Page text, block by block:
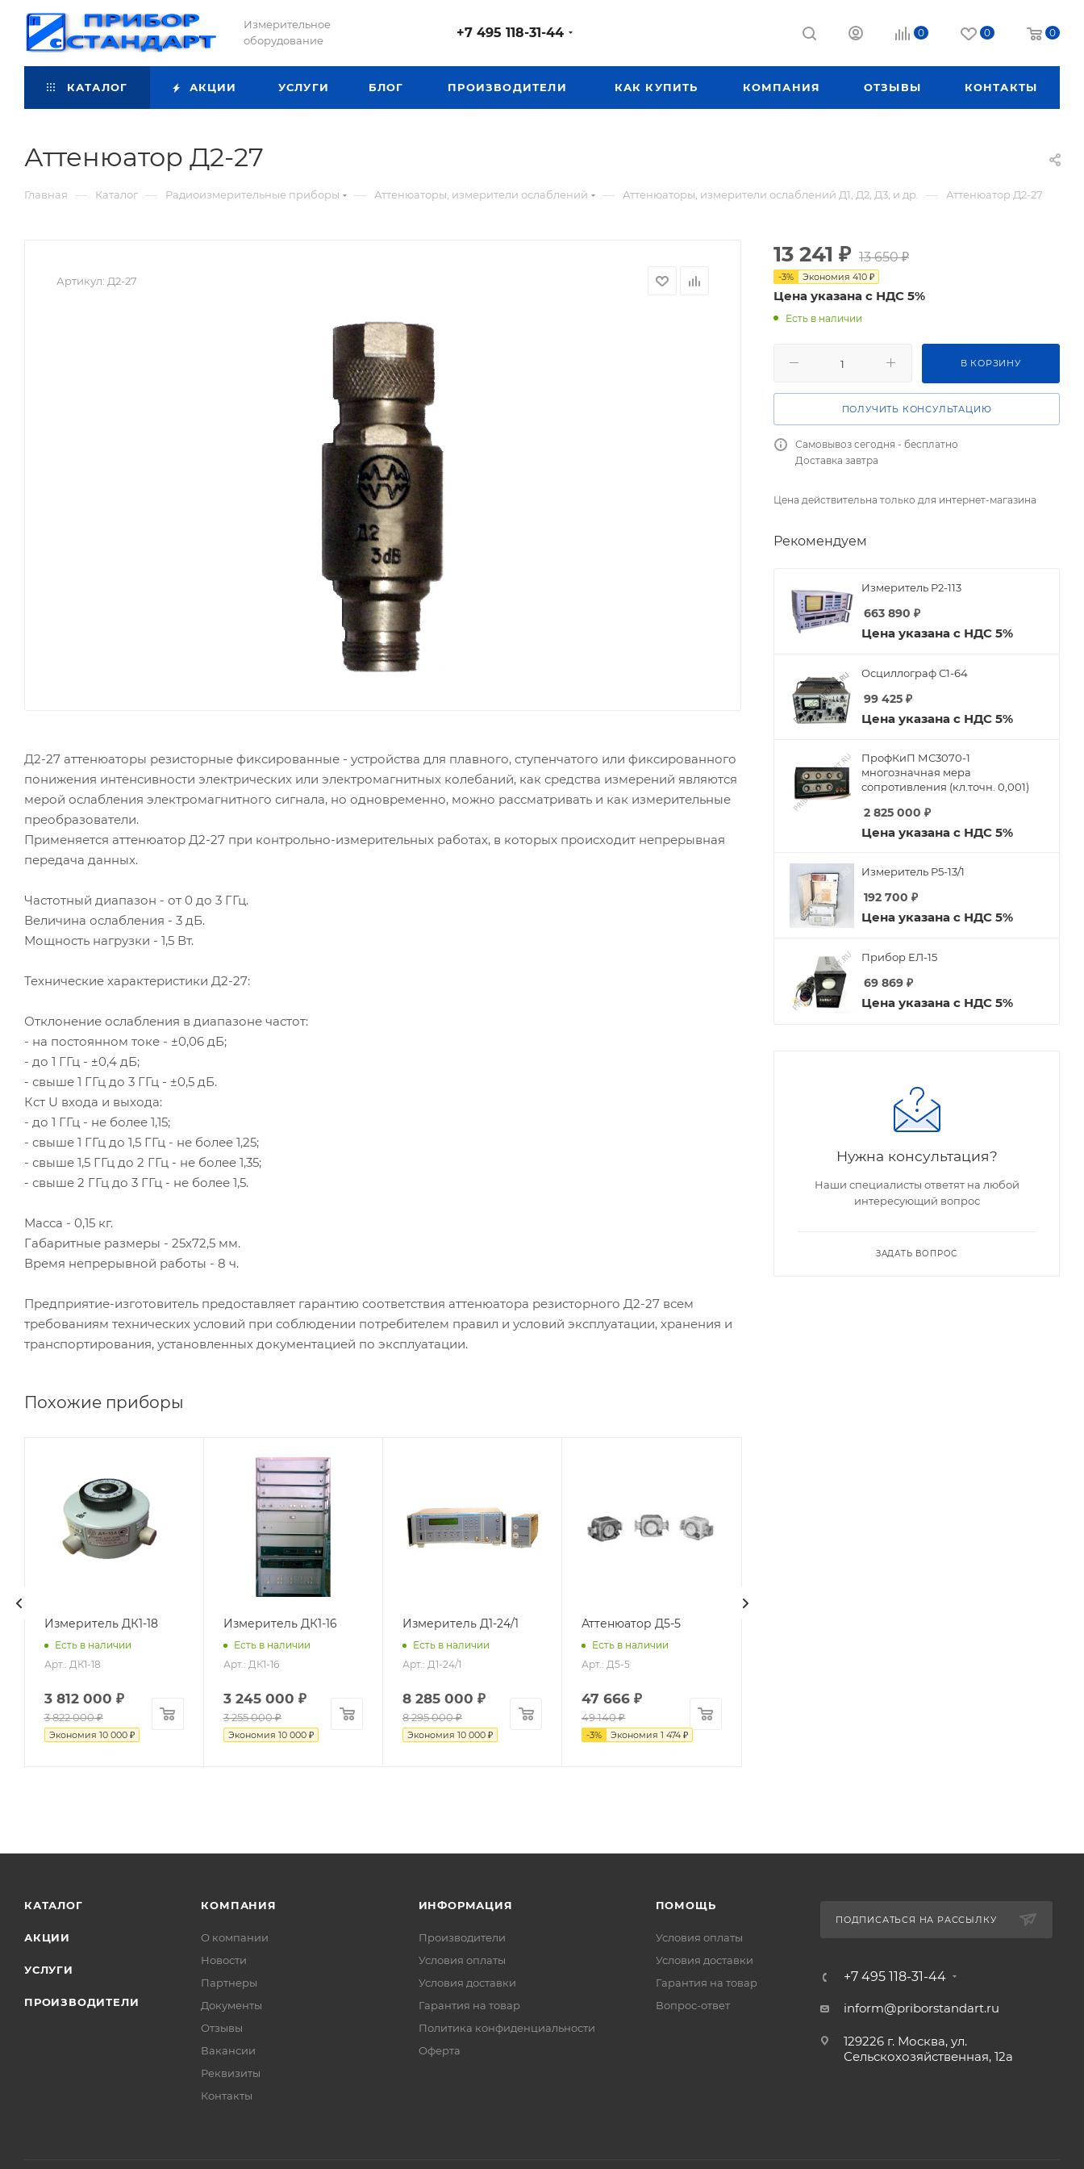
Измерительное
оборудование
+7 495 118-31-44 0 0 0
КАТАЛОГ АКЦИИ УСЛУГИ БЛОГ ПРОИЗВОДИТЕЛИ КАК КУПИТЬ КОМПАНИЯ ОТЗЫВЫ КОНТАКТЫ
Аттенюатор Д2-27
Главная — Каталог — Радиоизмерительные приборы — Аттенюаторы, измерители ослаблений — Аттенюаторы, измерители ослаблений Д1, Д2, Д3, и др. — Аттенюатор Д2-27
Артикул: Д2-27
Д2-27 аттенюаторы резисторные фиксированные - устройства для плавного, ступенчатого или фиксированного
понижения интенсивности электрических или электромагнитных колебаний, как средства измерений являются
мерой ослабления электромагнитного сигнала, но одновременно, можно рассматривать и как измерительные
преобразователи.
Применяется аттенюатор Д2-27 при контрольно-измерительных работах, в которых происходит непрерывная
передача данных.
Частотный диапазон - от 0 до 3 ГГц.
Величина ослабления - 3 дБ.
Мощность нагрузки - 1,5 Вт.
Технические характеристики Д2-27:
Отклонение ослабления в диапазоне частот:
- на постоянном токе - ±0,06 дБ;
- до 1 ГГц - ±0,4 дБ;
- свыше 1 ГГц до 3 ГГц - ±0,5 дБ.
Кст U входа и выхода:
- до 1 ГГц - не более 1,15;
- свыше 1 ГГц до 1,5 ГГц - не более 1,25;
- свыше 1,5 ГГц до 2 ГГц - не более 1,35;
- свыше 2 ГГц до 3 ГГц - не более 1,5.
Масса - 0,15 кг.
Габаритные размеры - 25х72,5 мм.
Время непрерывной работы - 8 ч.
Предприятие-изготовитель предоставляет гарантию соответствия аттенюатора резисторного Д2-27 всем
требованиям технических условий при соблюдении потребителем правил и условий эксплуатации, хранения и
транспортирования, установленных документацией по эксплуатации.
Похожие приборы
Измеритель ДК1-18
Есть в наличии
Арт.: ДК1-18
3 812 000 ₽
3 822 000₽
Экономия 10 000₽
Измеритель ДК1-16
Есть в наличии
Арт.: ДК1-16
3 245 000 ₽
3 255 000₽
Экономия 10 000₽
Измеритель Д1-24/1
Есть в наличии
Арт.: Д1-24/1
8 285 000 ₽
8 295 000₽
Экономия 10 000 ₽
Аттенюатор Д5-5
Есть в наличии
Арт.: Д5-5
47 666 ₽
49 140₽
-3% Экономия 1 474 ₽
13 241 ₽ 13 650₽
-3% Экономия 410 ₽
Цена указана с НДС 5%
Есть в наличии
В КОРЗИНУ
ПОЛУЧИТЬ КОНСУЛЬТАЦИЮ
Самовывоз сегодня - бесплатно
Доставка завтра
Цена действительна только для интернет-магазина
Рекомендуем
Измеритель Р2-113
663 890 ₽
Цена указана с НДС 5%
Осциллограф С1-64
99 425 ₽
Цена указана с НДС 5%
ПрофКиП МС3070-1
многозначная мера
сопротивления (кл.точн. 0,001)
2 825 000 ₽
Цена указана с НДС 5%
Измеритель Р5-13/1
192 700 ₽
Цена указана с НДС 5%
Прибор ЕЛ-15
69 869 ₽
Цена указана с НДС 5%
Нужна консультация?
Наши специалисты ответят на любой
интересующий вопрос
ЗАДАТЬ ВОПРОС
КАТАЛОГ
АКЦИИ
УСЛУГИ
ПРОИЗВОДИТЕЛИ
КОМПАНИЯ
О компании
Новости
Партнеры
Документы
Отзывы
Вакансии
Реквизиты
Контакты
ИНФОРМАЦИЯ
Производители
Условия оплаты
Условия доставки
Гарантия на товар
Политика конфиденциальности
Оферта
ПОМОЩЬ
Условия оплаты
Условия доставки
Гарантия на товар
Вопрос-ответ
ПОДПИСАТЬСЯ НА РАССЫЛКУ
+7 495 118-31-44
inform@priborstandart.ru
129226 г. Москва, ул.
Сельскохозяйственная, 12а